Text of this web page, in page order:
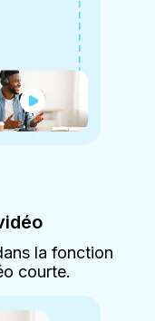
la fonction
courte.